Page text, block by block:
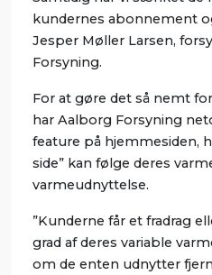
kundernes abonnement
Jesper Møller Larsen,
Forsyning.
For at gøre det så nemt
har Aalborg Forsyning
feature på hjemmesiden,
side” kan følge deres
varmeudnyttelse.
”Kunderne får et fradrag
grad af deres variable
om de enten udnytter